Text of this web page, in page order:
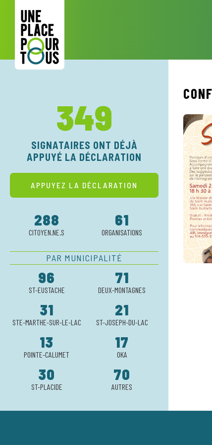
349
SIGNATAIRES ONT DÉJÀ
APPUYÉ LA DÉCLARATION
APPUYEZ LA DÉCLARATION
288
CITOYEN.NE.S
61
ORGANISATIONS
PAR MUNICIPALITÉ
96
ST-EUSTACHE
71
DEUX-MONTAGNES
31
STE-MARTHE-SUR-LE-LAC
21
ST-JOSEPH-DU-LAC
13
POINTE-CALUMET
17
OKA
30
ST-PLACIDE
70
AUTRES